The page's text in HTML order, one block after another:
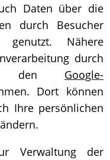
Daten über die
durch Besucher
genutzt. Nähere
durch
den Google-
Dort können
Ihre persönlichen
Verwaltung der